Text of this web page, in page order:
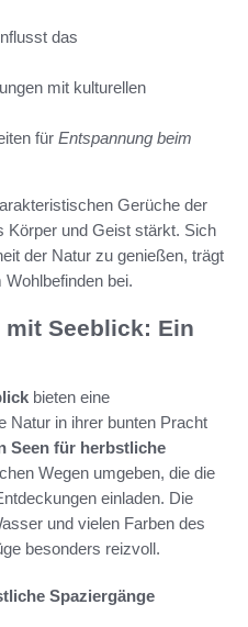
das
mit kulturellen
für Entspannung beim
Gerüche der
Körper und Geist stärkt. Sich
der Natur zu genießen, trägt
bei.
Seeblick: Ein
bieten eine
Natur in ihrer bunten Pracht
Seen für herbstliche
Wegen umgeben, die die
einladen. Die
und vielen Farben des
besonders reizvoll.
Spaziergänge